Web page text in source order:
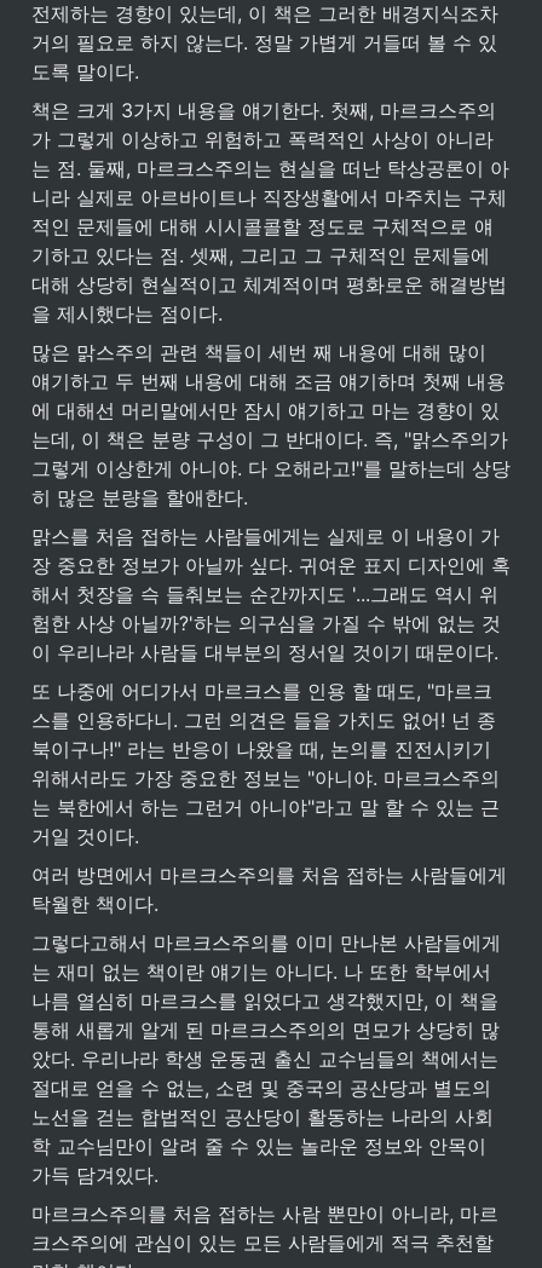
전제하는 경향이 있는데, 이 책은 그러한 배경지식조차
거의 필요로 하지 않는다. 정말 가볍게 거들떠 볼 수 있
도록 말이다.
책은 크게 3가지 내용을 얘기한다. 첫째, 마르크스주의
가 그렇게 이상하고 위험하고 폭력적인 사상이 아니라
는 점. 둘째, 마르크스주의는 현실을 떠난 탁상공론이 아
니라 실제로 아르바이트나 직장생활에서 마주치는 구체
적인 문제들에 대해 시시콜콜할 정도로 구체적으로 얘
기하고 있다는 점. 셋째, 그리고 그 구체적인 문제들에
대해 상당히 현실적이고 체계적이며 평화로운 해결방법
을 제시했다는 점이다.
많은 맑스주의 관련 책들이 세번 째 내용에 대해 많이
얘기하고 두 번째 내용에 대해 조금 얘기하며 첫째 내용
에 대해선 머리말에서만 잠시 얘기하고 마는 경향이 있
는데, 이 책은 분량 구성이 그 반대이다. 즉, "맑스주의가
그렇게 이상한게 아니야. 다 오해라고!"를 말하는데 상당
히 많은 분량을 할애한다.
맑스를 처음 접하는 사람들에게는 실제로 이 내용이 가
장 중요한 정보가 아닐까 싶다. 귀여운 표지 디자인에 혹
해서 첫장을 슥 들춰보는 순간까지도 '...그래도 역시 위
험한 사상 아닐까?'하는 의구심을 가질 수 밖에 없는 것
이 우리나라 사람들 대부분의 정서일 것이기 때문이다.
또 나중에 어디가서 마르크스를 인용 할 때도, "마르크
스를 인용하다니. 그런 의견은 들을 가치도 없어! 넌 종
북이구나!" 라는 반응이 나왔을 때, 논의를 진전시키기
위해서라도 가장 중요한 정보는 "아니야. 마르크스주의
는 북한에서 하는 그런거 아니야"라고 말 할 수 있는 근
거일 것이다.
여러 방면에서 마르크스주의를 처음 접하는 사람들에게
탁월한 책이다.
그렇다고해서 마르크스주의를 이미 만나본 사람들에게
는 재미 없는 책이란 얘기는 아니다. 나 또한 학부에서
나름 열심히 마르크스를 읽었다고 생각했지만, 이 책을
통해 새롭게 알게 된 마르크스주의의 면모가 상당히 많
았다. 우리나라 학생 운동권 출신 교수님들의 책에서는
절대로 얻을 수 없는, 소련 및 중국의 공산당과 별도의
노선을 걷는 합법적인 공산당이 활동하는 나라의 사회
학 교수님만이 알려 줄 수 있는 놀라운 정보와 안목이
가득 담겨있다.
마르크스주의를 처음 접하는 사람 뿐만이 아니라, 마르
크스주의에 관심이 있는 모든 사람들에게 적극 추천할